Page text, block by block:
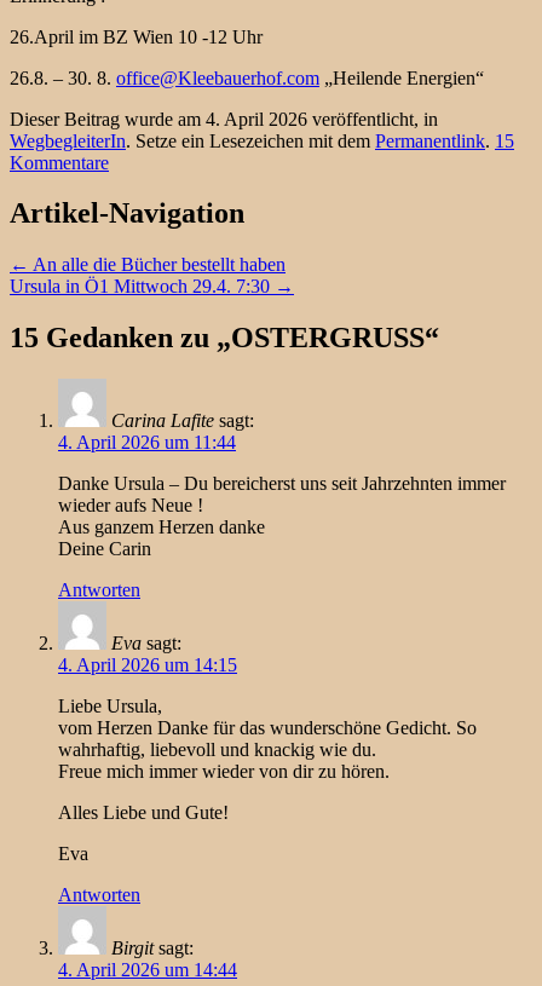
26.April im BZ Wien 10 -12 Uhr
26.8. – 30. 8. office@Kleebauerhof.com „Heilende Energien“
Dieser Beitrag wurde am 4. April 2026 veröffentlicht, in
WegbegleiterIn. Setze ein Lesezeichen mit dem Permanentlink. 15
Kommentare
Artikel-Navigation
← An alle die Bücher bestellt haben
Ursula in Ö1 Mittwoch 29.4. 7:30 →
15 Gedanken zu „OSTERGRUSS“
Carina Lafite sagt:
4. April 2026 um 11:44
Danke Ursula – Du bereicherst uns seit Jahrzehnten immer
wieder aufs Neue !
Aus ganzem Herzen danke
Deine Carin
Antworten
Eva sagt:
4. April 2026 um 14:15
Liebe Ursula,
vom Herzen Danke für das wunderschöne Gedicht. So
wahrhaftig, liebevoll und knackig wie du.
Freue mich immer wieder von dir zu hören.
Alles Liebe und Gute!
Eva
Antworten
Birgit sagt:
4. April 2026 um 14:44